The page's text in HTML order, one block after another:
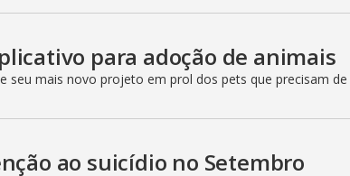
para adoção de animais
seu mais novo projeto em prol dos pets que precisam de
ao suicídio no Setembro